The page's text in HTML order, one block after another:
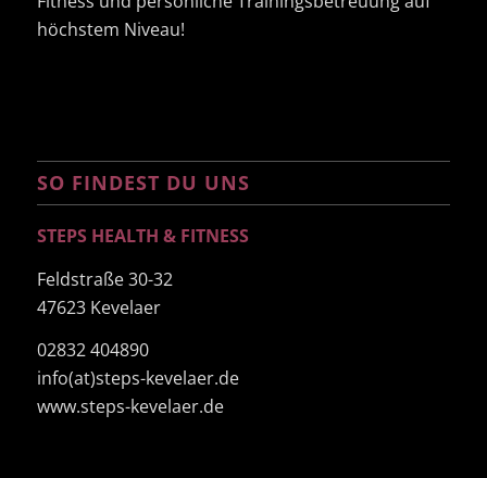
höchstem Niveau!
SO FINDEST DU UNS
STEPS HEALTH & FITNESS
Feldstraße 30-32
47623 Kevelaer
02832 404890
info(at)steps-kevelaer.de
www.steps-kevelaer.de